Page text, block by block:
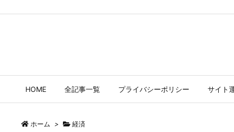
HOME 全記事一覧 プライバシーポリシー サイト
ホーム > 経済